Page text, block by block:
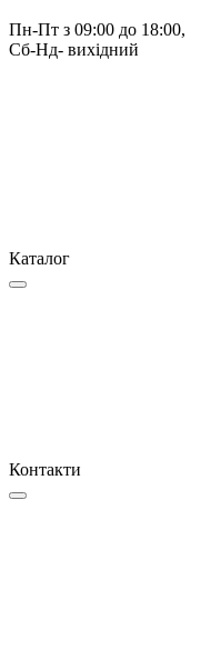
Пн-Пт з 09:00 до 18:00,
Сб-Нд- вихідний
Каталог
Контакти